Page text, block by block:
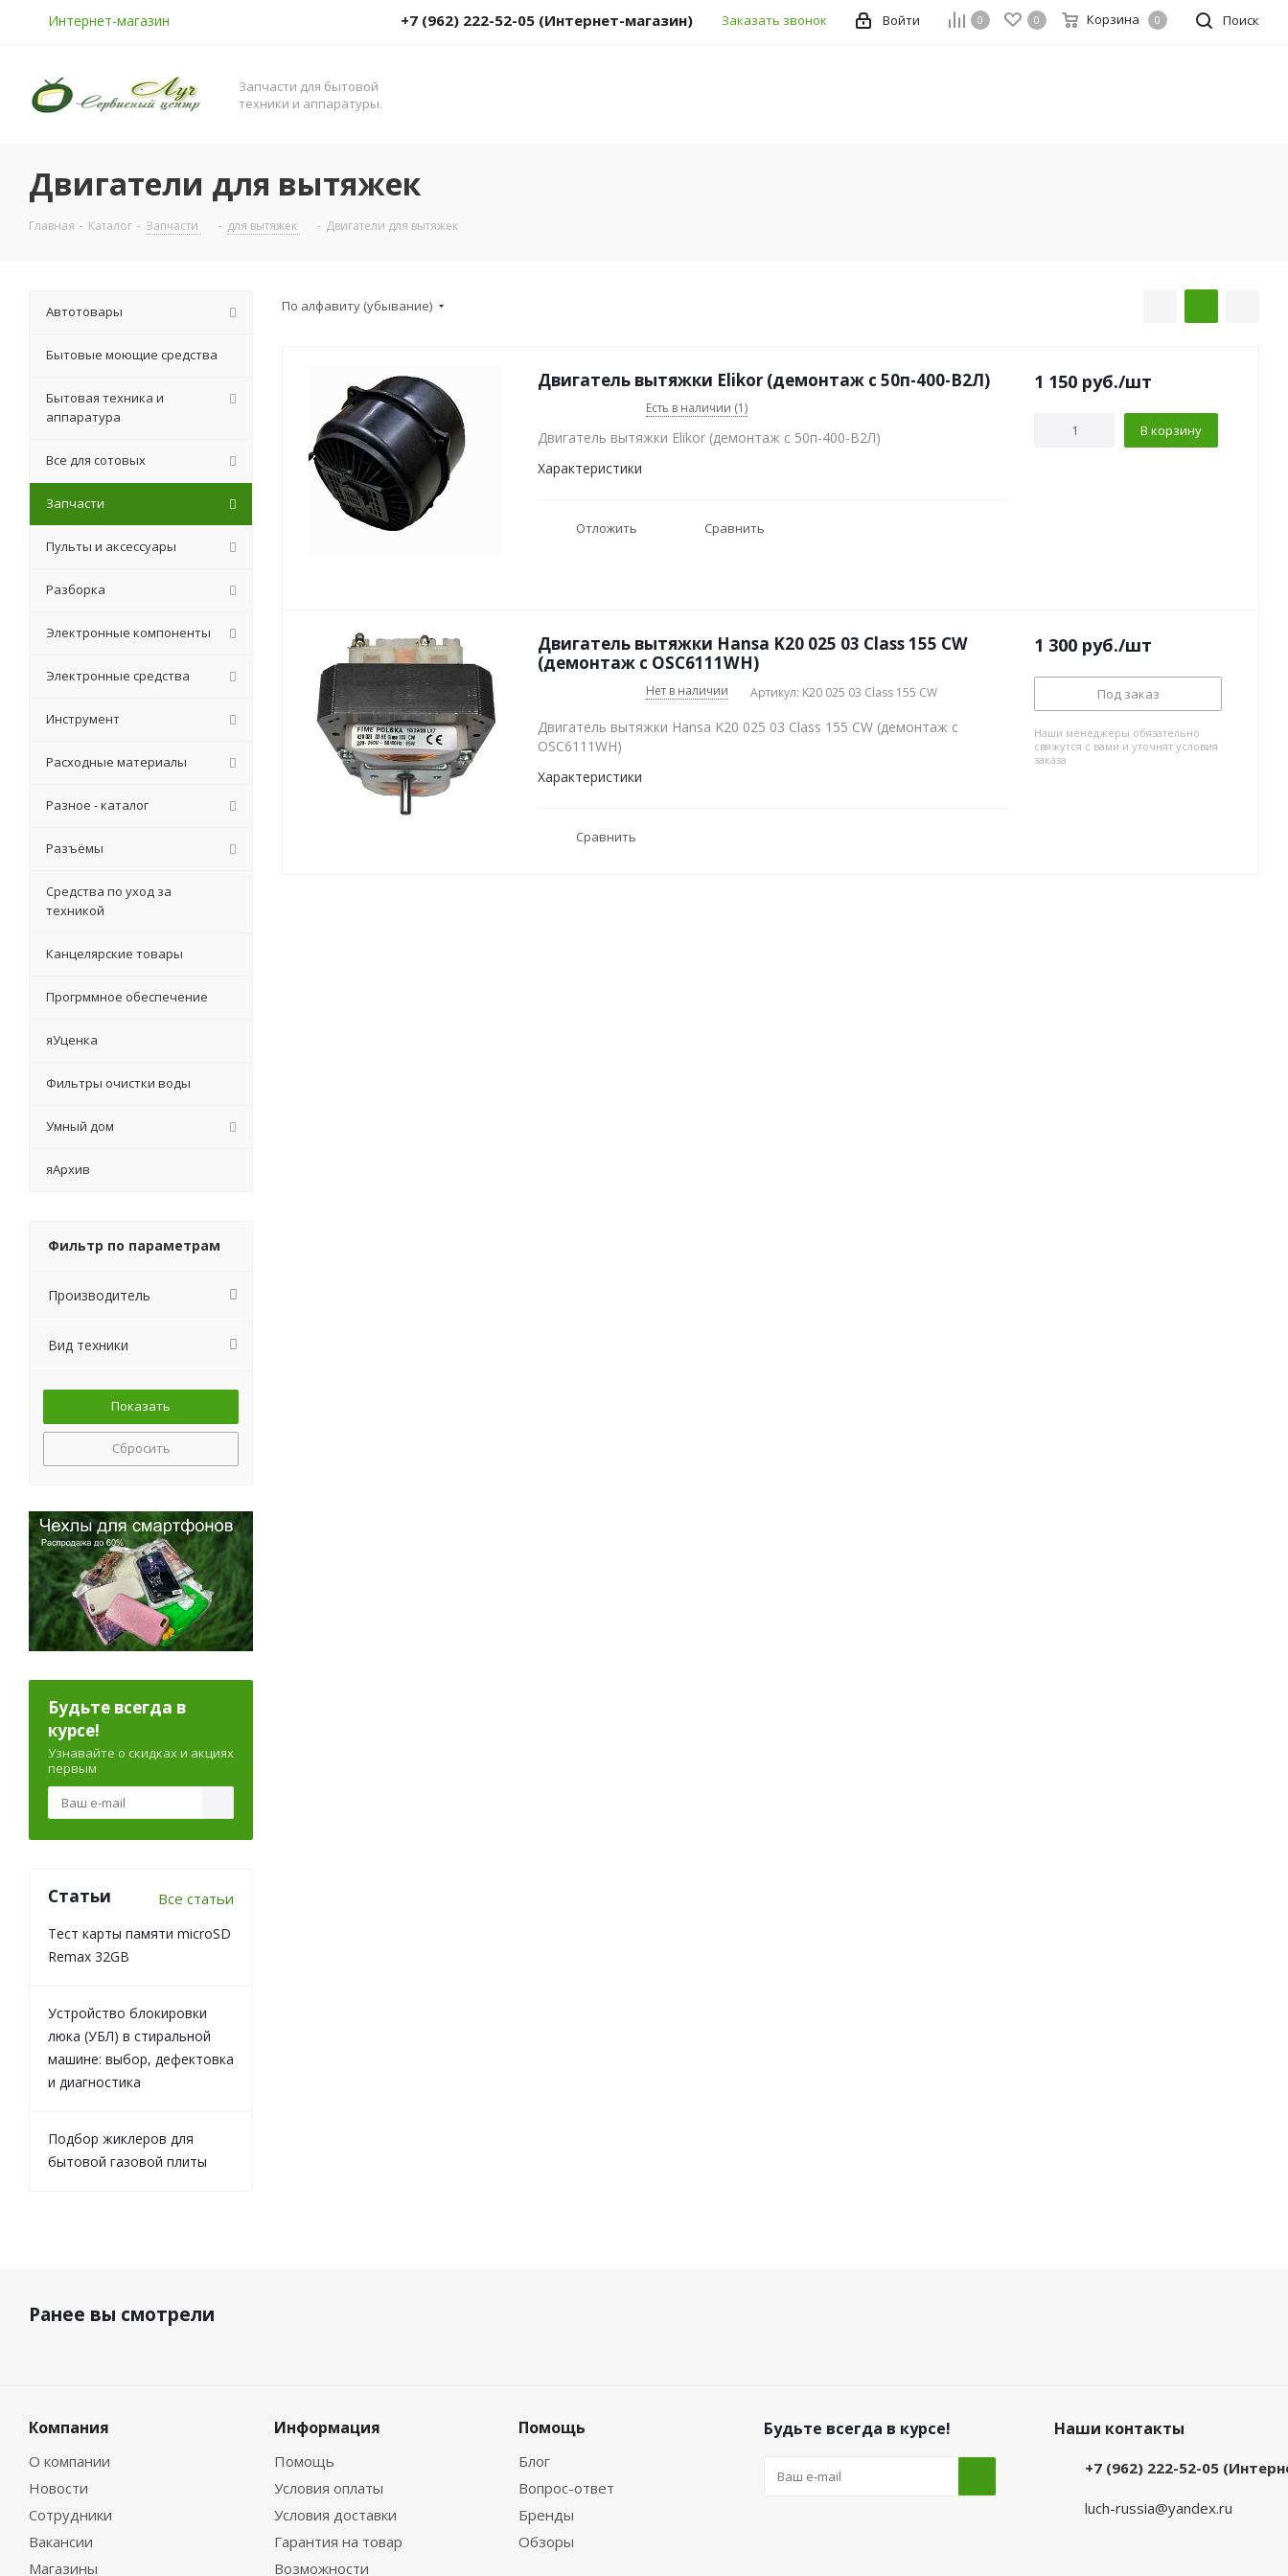
Интернет-магазин Поиск
0 0 Корзина 0
Войти
+7 (962) 222-52-05 (Интернет-магазин) Заказать звонок
Запчасти для бытовой
техники и аппаратуры.
Двигатели для вытяжек
Главная - Каталог - Запчасти - для вытяжек - Двигатели для вытяжек
По алфавиту (убывание)
Двигатель вытяжки Elikor (демонтаж с 50п-400-В2Л)
Есть в наличии (1)
Двигатель вытяжки Elikor (демонтаж с 50п-400-В2Л)
Характеристики
Отложить Сравнить
1 150 руб./шт
В корзину
Двигатель вытяжки Hansa K20 025 03 Class 155 CW
(демонтаж с OSC6111WH)
Нет в наличии Артикул: K20 025 03 Class 155 CW
Двигатель вытяжки Hansa K20 025 03 Class 155 CW (демонтаж с
OSC6111WH)
Характеристики
Сравнить
1 300 руб./шт
Под заказ
Наши менеджеры обязательно
свяжутся с вами и уточнят условия
заказа
Автотовары
Бытовые моющие средства
Бытовая техника и
аппаратура
Все для сотовых
Запчасти
Пульты и аксессуары
Разборка
Электронные компоненты
Электронные средства
Инструмент
Расходные материалы
Разное - каталог
Разъёмы
Средства по уход за
техникой
Канцелярские товары
Прогрммное обеспечение
яУценка
Фильтры очистки воды
Умный дом
яАрхив
Фильтр по параметрам
Производитель
Вид техники
Сбросить
Будьте всегда в
курсе!
Узнавайте о скидках и акциях
первым
Статьи Все статьи
Тест карты памяти microSD
Remax 32GB
Устройство блокировки
люка (УБЛ) в стиральной
машине: выбор, дефектовка
и диагностика
Подбор жиклеров для
бытовой газовой плиты
Ранее вы смотрели
Компания
О компании
Новости
Сотрудники
Вакансии
Магазины
Информация
Помощь
Условия оплаты
Условия доставки
Гарантия на товар
Возможности
Помощь
Блог
Вопрос-ответ
Бренды
Обзоры
Будьте всегда в курсе! Наши контакты
+7 (962) 222-52-05
luch-russia@yandex.ru